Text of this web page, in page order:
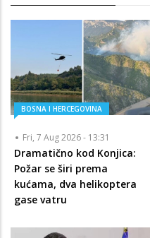
BOSNA I HERCEGOVINA
Fri, 7 Aug 2026 - 13:31
Dramatično kod Konjica:
Požar se širi prema
kućama, dva helikoptera
gase vatru